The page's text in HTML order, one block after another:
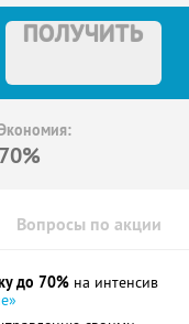
ПОЛУЧИТЬ
70%
Вопросы по акции
до 70% на интенсив